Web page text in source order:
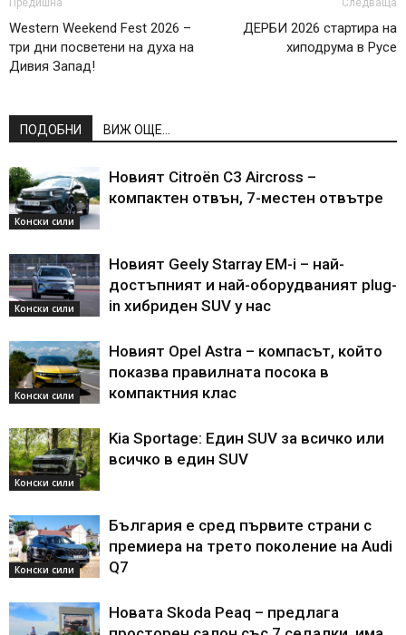
Предишна
Western Weekend Fest 2026 –
три дни посветени на духа на
Дивия Запад!
Следваща
ДЕРБИ 2026 стартира на
хиподрума в Русе
ПОДОБНИ ВИЖ ОЩЕ...
Конски сили
Новият Citroën C3 Aircross –
компактен отвън, 7-местен отвътре
Конски сили
Новият Geely Starray EM-i – най-
достъпният и най-оборудваният plug-
in хибриден SUV у нас
Конски сили
Новият Opel Astra – компасът, който
показва правилната посока в
компактния клас
Конски сили
Kia Sportage: Един SUV за всичко или
всичко в един SUV
Конски сили
България е сред първите страни с
премиера на трето поколение на Audi
Q7
Новата Skoda Peaq – предлага